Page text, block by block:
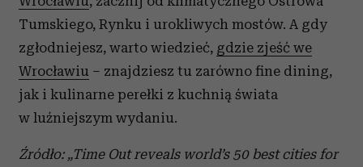
Tumskiego, Rynku i urokliwych mostów. A gdy
zgłodniejesz, warto wiedzieć, gdzie zjeść we
Wrocławiu – znajdziesz tu zarówno fine dining,
jak i kulinarne perełki z kuchnią świata
w luźniejszym wydaniu.
Źródło: „Time Out reveals world’s 50 best cities for